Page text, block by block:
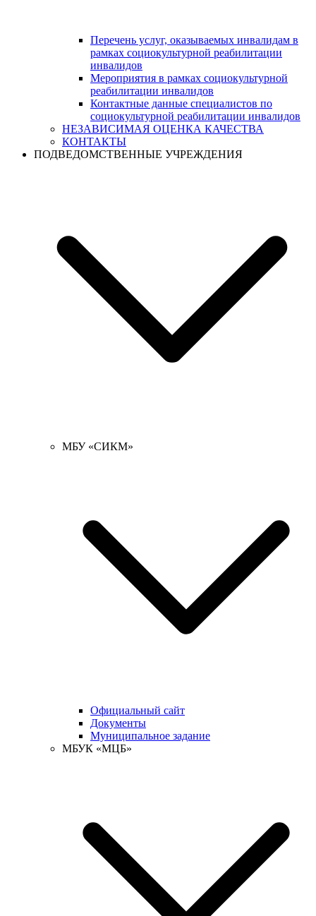
Перечень услуг, оказываемых инвалидам в
рамках социокультурной реабилитации
инвалидов
Мероприятия в рамках социокультурной
реабилитации инвалидов
Контактные данные специалистов по
социокультурной реабилитации инвалидов
НЕЗАВИСИМАЯ ОЦЕНКА КАЧЕСТВА
КОНТАКТЫ
ПОДВЕДОМСТВЕННЫЕ УЧРЕЖДЕНИЯ
МБУ «СИКМ»
Официальный сайт
Документы
Муниципальное задание
МБУК «МЦБ»